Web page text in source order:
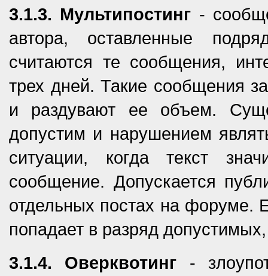
3.1.3. Мультипостинг -
автора, оставленные
считаются те сообщения,
трех дней. Такие сообщения
и раздувают ее объем.
допустим и нарушением
ситуации, когда текст
сообщение. Допускается
отдельных постах на форуме.
попадает в разряд
3.1.4. Оверквотинг -